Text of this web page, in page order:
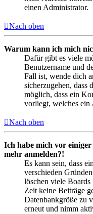
einen Administrator.
Nach oben
Warum kann ich mich
Dafür gibt es viele
Benutzername und
Fall ist, wende dich
sicherzugehen, dass
möglich, dass ein
vorliegt, welches ein
Nach oben
Ich habe mich vor
mehr anmelden?!
Es kann sein, dass
verschieden
löschen viele
Zeit keine Beiträge
Datenbankgröße zu
erneut und nimm